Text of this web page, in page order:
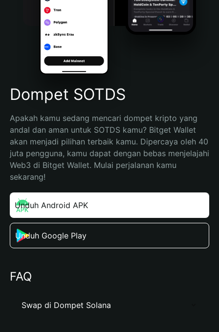
Português (Brasil)
Español (Argentina)
Dompet SOTDS
Apakah kamu sedang mencari dompet kripto yang
andal dan aman untuk SOTDS kamu? Bitget Wallet
akan menjadi pilihan terbaik kamu. Dipercaya oleh 40
juta pengguna, kamu dapat dengan bebas menjelajahi
Web3 di Bitget Wallet. Mulai perjalanan kamu
sekarang!
Unduh Android APK
Unduh Google Play
FAQ
Swap di Dompet Solana